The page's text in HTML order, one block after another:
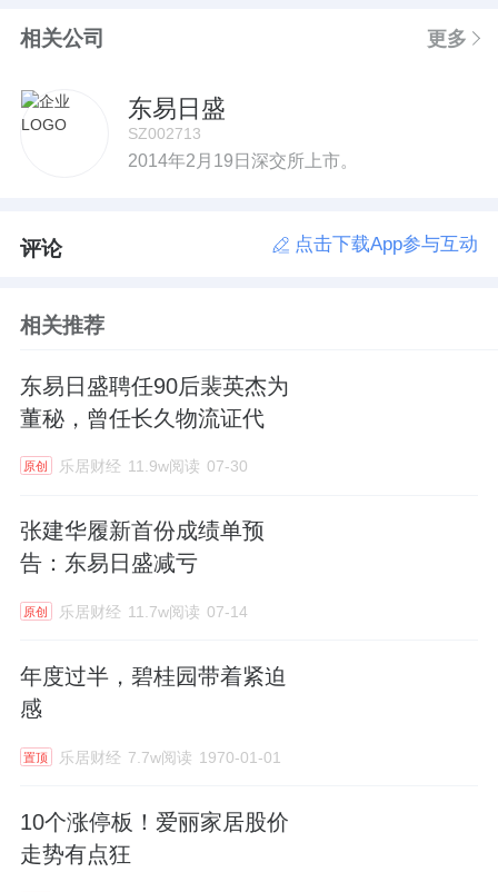
相关公司 更多
东易日盛
SZ002713
2014年2月19日深交所上市。
评论 点击下载App参与互动
相关推荐
东易日盛聘任90后裴英杰为
董秘，曾任长久物流证代
原创 乐居财经 11.9w阅读 07-30
张建华履新首份成绩单预
告：东易日盛减亏
原创 乐居财经 11.7w阅读 07-14
年度过半，碧桂园带着紧迫
感
置顶 乐居财经 7.7w阅读 1970-01-01
10个涨停板！爱丽家居股价
走势有点狂